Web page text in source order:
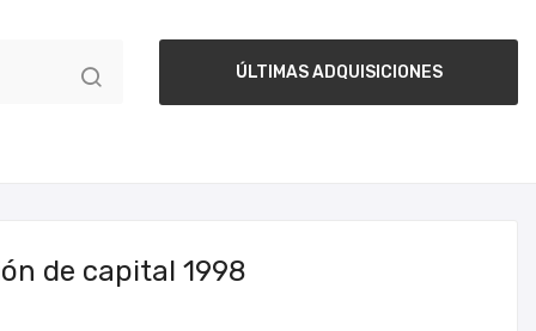
ÚLTIMAS ADQUISICIONES
de capital 1998